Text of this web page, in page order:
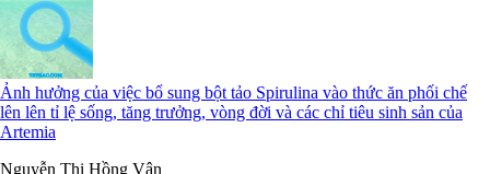
Ảnh hưởng của việc bổ sung bột tảo Spirulina vào thức ăn phối chế
lên lên tỉ lệ sống, tăng trưởng, vòng đời và các chỉ tiêu sinh sản của
Artemia
Nguyễn Thị Hồng Vân